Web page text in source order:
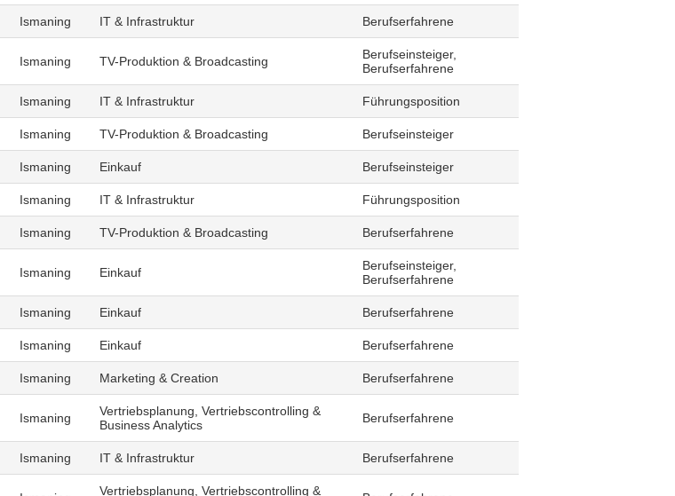
Ismaning IT & Infrastruktur Berufserfahrene
Ismaning TV-Produktion & Broadcasting
Berufseinsteiger,
Berufserfahrene
Ismaning IT & Infrastruktur Führungsposition
Ismaning TV-Produktion & Broadcasting Berufseinsteiger
Ismaning Einkauf Berufseinsteiger
Ismaning IT & Infrastruktur Führungsposition
Ismaning TV-Produktion & Broadcasting Berufserfahrene
Ismaning Einkauf
Berufseinsteiger,
Berufserfahrene
Ismaning Einkauf Berufserfahrene
Ismaning Einkauf Berufserfahrene
Ismaning Marketing & Creation Berufserfahrene
Ismaning
Vertriebsplanung, Vertriebscontrolling &
Business Analytics
Berufserfahrene
Ismaning IT & Infrastruktur Berufserfahrene
Vertriebsplanung, Vertriebscontrolling &